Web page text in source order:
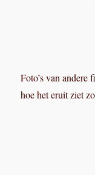
Foto’s van
hoe het eruit ziet